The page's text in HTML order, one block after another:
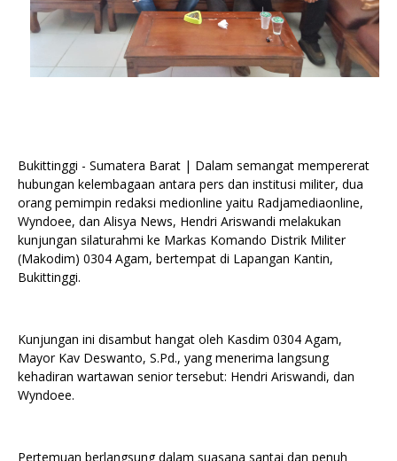
Bukittinggi - Sumatera Barat | Dalam semangat mempererat
hubungan kelembagaan antara pers dan institusi militer, dua
orang pemimpin redaksi medionline yaitu Radjamediaonline,
Wyndoee, dan Alisya News, Hendri Ariswandi melakukan
kunjungan silaturahmi ke Markas Komando Distrik Militer
(Makodim) 0304 Agam, bertempat di Lapangan Kantin,
Bukittinggi.
Kunjungan ini disambut hangat oleh Kasdim 0304 Agam,
Mayor Kav Deswanto, S.Pd., yang menerima langsung
kehadiran wartawan senior tersebut: Hendri Ariswandi, dan
Wyndoee.
Pertemuan berlangsung dalam suasana santai dan penuh